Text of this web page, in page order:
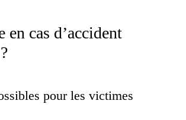
en cas d’accident
pour les victimes